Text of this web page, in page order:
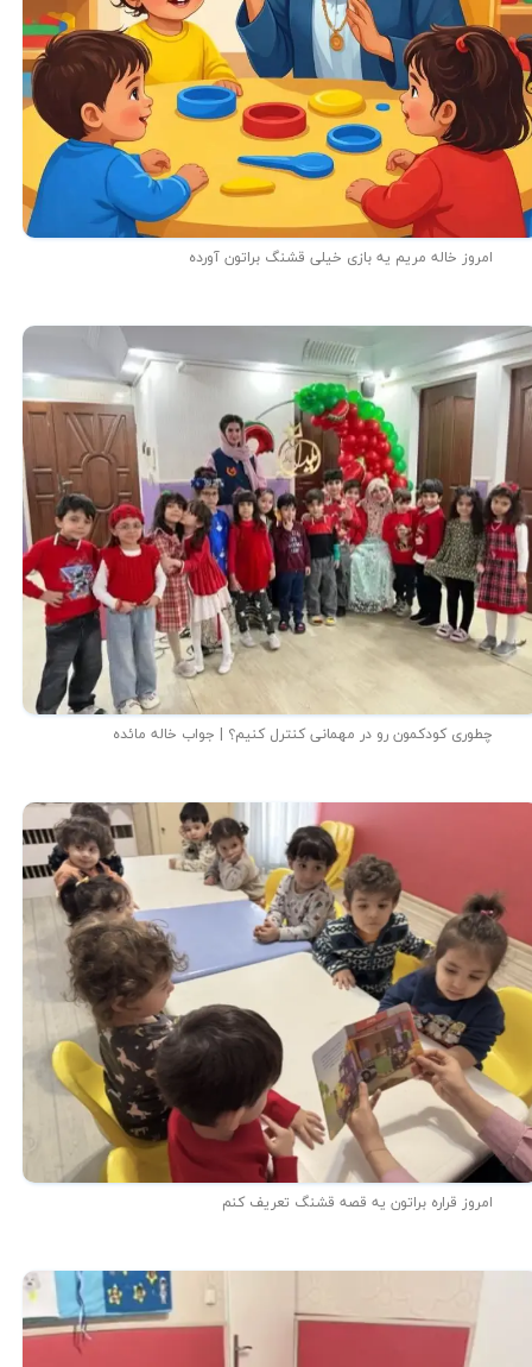
★★
امروز خاله مریم یه بازی خیلی قشنگ براتون آورده
چطوری کودکمون رو در مهمانی کنترل کنیم؟ | جواب خاله مائده
امروز قراره براتون یه قصه قشنگ تعریف کنم